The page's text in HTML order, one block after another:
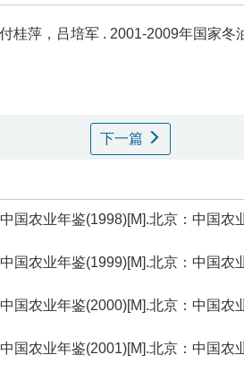
桂萍，吕培军 . 2001-2009年国家冬
下一篇
国农业年鉴(1998)[M].北京：中国农
国农业年鉴(1999)[M].北京：中国农
国农业年鉴(2000)[M].北京：中国农
国农业年鉴(2001)[M].北京：中国农